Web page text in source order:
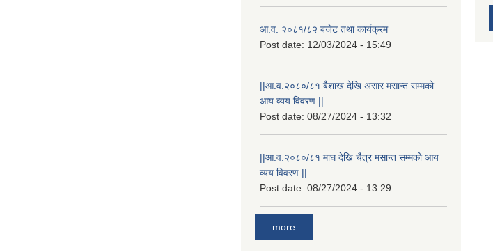
आ.व. २०८१/८२ बजेट तथा कार्यक्रम
Post date: 12/03/2024 - 15:49
||आ.व.२०८०/८१ बैशाख देखि असार मसान्त सम्मको
आय व्यय विवरण ||
Post date: 08/27/2024 - 13:32
||आ.व.२०८०/८१ माघ देखि चैत्र मसान्त सम्मको आय
व्यय विवरण ||
Post date: 08/27/2024 - 13:29
more